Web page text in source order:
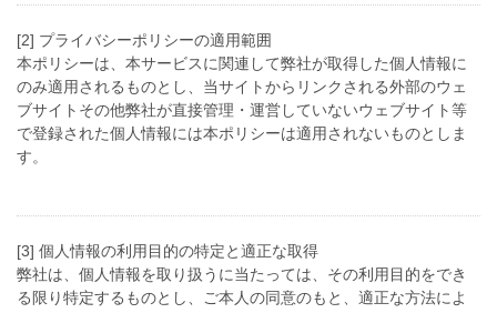
[2] プライバシーポリシーの適用範囲
本ポリシーは、本サービスに関連して弊社が取得した個人情報に
のみ適用されるものとし、当サイトからリンクされる外部のウェ
ブサイトその他弊社が直接管理・運営していないウェブサイト等
で登録された個人情報には本ポリシーは適用されないものとしま
す。
[3] 個人情報の利用目的の特定と適正な取得
弊社は、個人情報を取り扱うに当たっては、その利用目的をでき
る限り特定するものとし、ご本人の同意のもと、適正な方法によ